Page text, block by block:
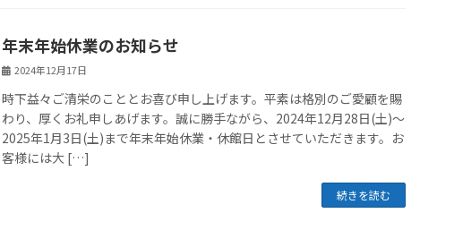
年末年始休業のお知らせ
2024年12月17日
時下益々ご清栄のこととお喜び申し上げます。平素は格別のご愛顧を賜
わり、厚くお礼申しあげます。誠に勝手ながら、2024年12月28日(土)～
2025年1月3日(土)まで年末年始休業・休館日とさせていただきます。お
客様には大 […]
続きを読む